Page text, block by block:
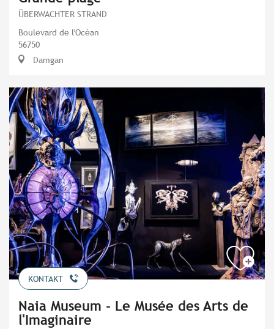
ÜBERWACHTER STRAND
Boulevard de l'Océan
56750
Damgan
KONTAKT
Naia Museum - Le Musée des Arts de
l'Imaginaire